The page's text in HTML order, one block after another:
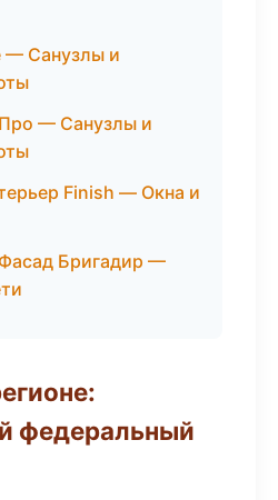
— Санузлы и
— Санузлы и
Finish — Окна и
Бригадир —
федеральный